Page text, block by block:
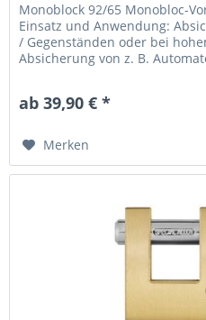
Monoblock 92/65 Monobloc-
Einsatz und Anwendung:
/ Gegenständen oder bei
Absicherung von z. B.
ab 39,90 € *
Merken